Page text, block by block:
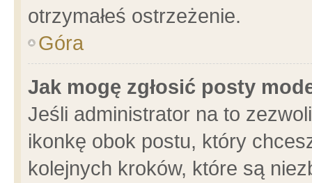
otrzymałeś ostrzeżenie.
Góra
Jak mogę zgłosić posty
Jeśli administrator na to
ikonkę obok postu, który
kolejnych kroków, które są